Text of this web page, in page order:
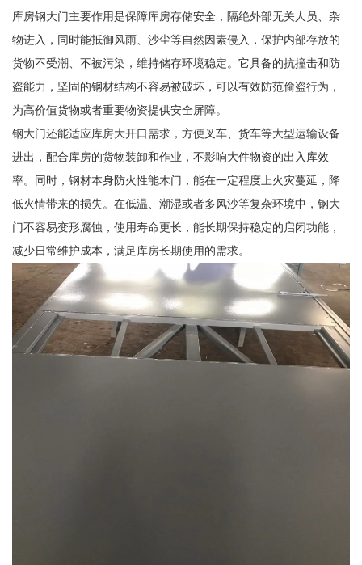
库房钢大门主要作用是保障库房存储安全，隔绝外部无关人员、杂
物进入，同时能抵御风雨、沙尘等自然因素侵入，保护内部存放的
货物不受潮、不被污染，维持储存环境稳定。它具备的抗撞击和防
盗能力，坚固的钢材结构不容易被破坏，可以有效防范偷盗行为，
为高价值货物或者重要物资提供安全屏障。
钢大门还能适应库房大开口需求，方便叉车、货车等大型运输设备
进出，配合库房的货物装卸和作业，不影响大件物资的出入库效
率。同时，钢材本身防火性能木门，能在一定程度上火灾蔓延，降
低火情带来的损失。在低温、潮湿或者多风沙等复杂环境中，钢大
门不容易变形腐蚀，使用寿命更长，能长期保持稳定的启闭功能，
减少日常维护成本，满足库房长期使用的需求。